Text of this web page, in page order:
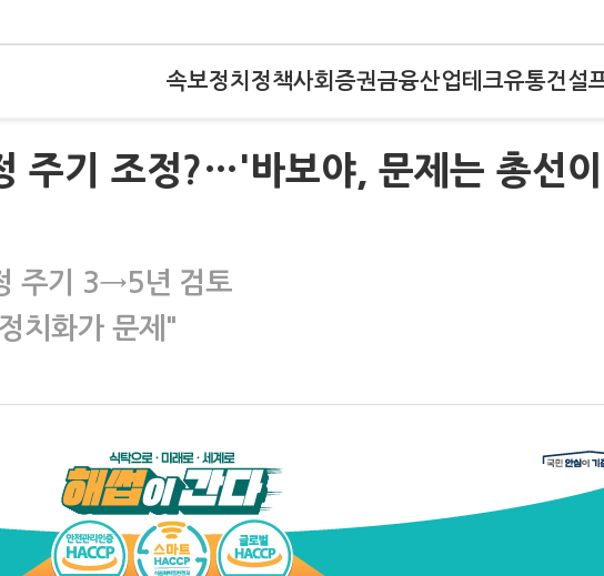
속보정치 정책사회 증권금융산업테크유통건설
주기 조정?…'바보야, 문제는 총선이
주기 3→5년 검토
치화가 문제"